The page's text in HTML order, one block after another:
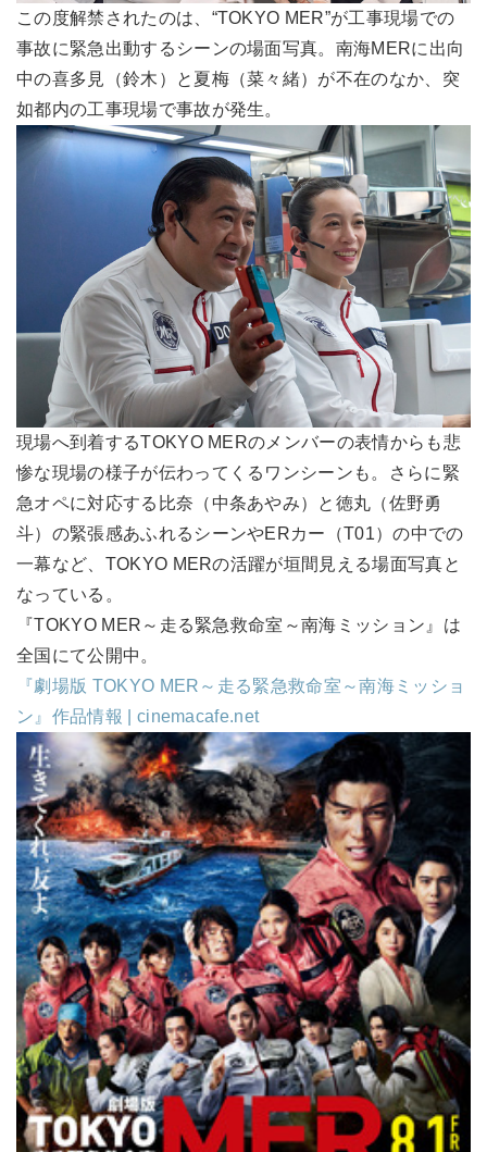
この度解禁されたのは、“TOKYO MER”が工事現場での
事故に緊急出動するシーンの場面写真。南海MERに出向
中の喜多見（鈴木）と夏梅（菜々緒）が不在のなか、突
如都内の工事現場で事故が発生。
現場へ到着するTOKYO MERのメンバーの表情からも悲
惨な現場の様子が伝わってくるワンシーンも。さらに緊
急オペに対応する比奈（中条あやみ）と徳丸（佐野勇
斗）の緊張感あふれるシーンやERカー（T01）の中での
一幕など、TOKYO MERの活躍が垣間見える場面写真と
なっている。
『TOKYO MER～走る緊急救命室～南海ミッション』は
全国にて公開中。
『劇場版 TOKYO MER～走る緊急救命室～南海ミッショ
ン』作品情報 | cinemacafe.net